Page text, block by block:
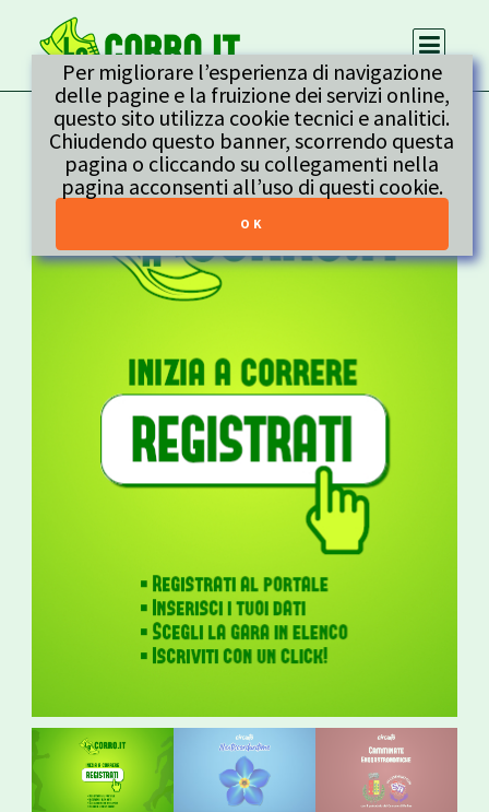
Per migliorare l’esperienza di navigazione
delle pagine e la fruizione dei servizi online,
questo sito utilizza cookie tecnici e analitici.
Chiudendo questo banner, scorrendo questa
pagina o cliccando su collegamenti nella
pagina acconsenti all’uso di questi cookie.